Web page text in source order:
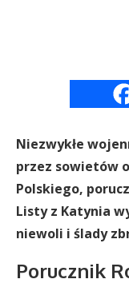
Niezwykłe
przez sowietów
Polskiego,
Listy z Katynia
niewoli i ślady
Porucznik